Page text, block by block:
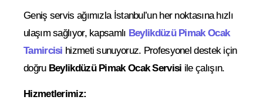
Geniş servis ağımızla İstanbul’un her noktasına hızlı
ulaşım sağlıyor, kapsamlı Beylikdüzü Pimak Ocak
Tamircisi hizmeti sunuyoruz. Profesyonel destek için
doğru Beylikdüzü Pimak Ocak Servisi ile çalışın.
Hizmetlerimiz: